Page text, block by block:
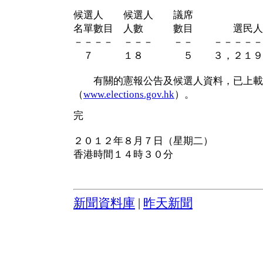
候選人 候選人 議席
名單數目 人數 數目 選民人
－－－－ －－－ －－ －－－－－
７ １８ ５ ３，２１９，
有關的憲報公告及候選人資料，已上載
（www.elections.gov.hk）。
完
２０１２年８月７日（星期二）
香港時間１４時３０分
新聞資料庫 昨天新聞